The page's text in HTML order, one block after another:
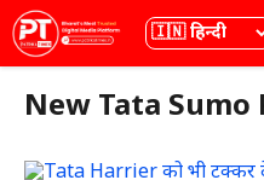
Skip
to
content
भाषा
New Tata Sumo